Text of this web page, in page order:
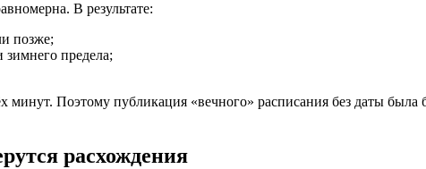
В результате:
позже;
зимнего предела;
минут. Поэтому публикация «вечного» расписания без даты
расхождения